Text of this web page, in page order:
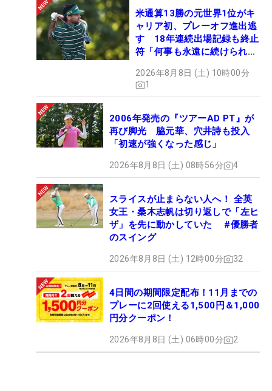
米通算13勝の元世界1位がキ
ャリア初、プレーオフ進出逃
す 18年連続出場記録も終止
符「何事も永遠に続けられな
2026年8月8日 (土) 10時00分
1
2006年発売の『ツアーAD PT』が
再び脚光 脇元華、穴井詩も投入
「初速が強くなった感じ」
2026年8月8日 (土) 08時56分 4
スライスが止まらない人へ！ 全英
女王・桑木志帆は切り返しで「左ヒ
ザ」を先に動かしていた #優勝者
のスイング
2026年8月8日 (土) 12時00分 32
4日間の期間限定配布！11月までの
プレーに2回使える1,500円＆1,000
円分クーポン！
2026年8月8日 (土) 06時00分 2